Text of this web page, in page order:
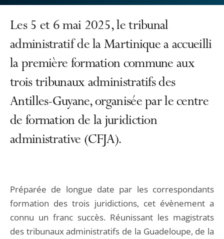
Les 5 et 6 mai 2025, le tribunal
administratif de la Martinique a accueilli
la première formation commune aux
trois tribunaux administratifs des
Antilles-Guyane, organisée par le centre
de formation de la juridiction
administrative (CFJA).
Préparée de longue date par les correspondants
formation des trois juridictions, cet évènement a
connu un franc succès. Réunissant les magistrats
des tribunaux administratifs de la Guadeloupe, de la